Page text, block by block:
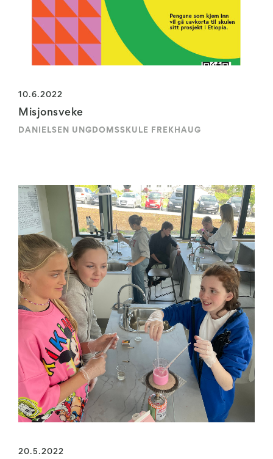
10.6.2022
Misjonsveke
DANIELSEN UNGDOMSSKULE FREKHAUG
20.5.2022